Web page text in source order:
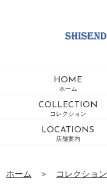
HOME
ホーム
COLLECTION
コレクション
LOCATIONS
店舗案内
ホーム ＞ コレクション